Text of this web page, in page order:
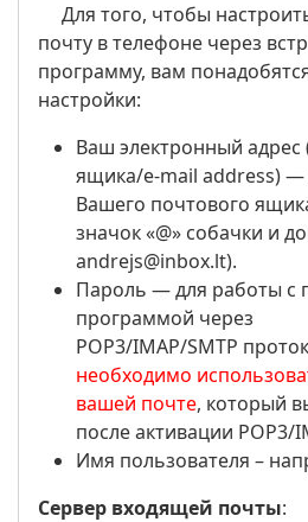
Для того, чтобы
почту в телефоне через
программу, вам
настройки:
Ваш электронный адрес
ящика/e-mail address) —
Вашего почтового
значок «@» собачки и
andrejs@inbox.lt).
Пароль — для работы с
программой через
POP3/IMAP/SMTP
необходимо
вашей почте, который
после активации POP3/
Имя пользователя –
Сервер входящей почты: